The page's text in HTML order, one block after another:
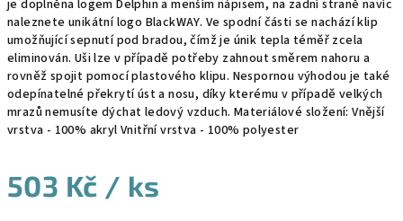
je doplněna logem Delphin a menším nápisem, na zadní straně navíc
naleznete unikátní logo BlackWAY. Ve spodní části se nachází klip
umožňující sepnutí pod bradou, čímž je únik tepla téměř zcela
eliminován. Uši lze v případě potřeby zahnout směrem nahoru a
rovněž spojit pomocí plastového klipu. Nespornou výhodou je také
odepínatelné překrytí úst a nosu, díky kterému v případě velkých
mrazů nemusíte dýchat ledový vzduch. Materiálové složení: Vnější
vrstva - 100% akryl Vnitřní vrstva - 100% polyester
503 Kč / ks